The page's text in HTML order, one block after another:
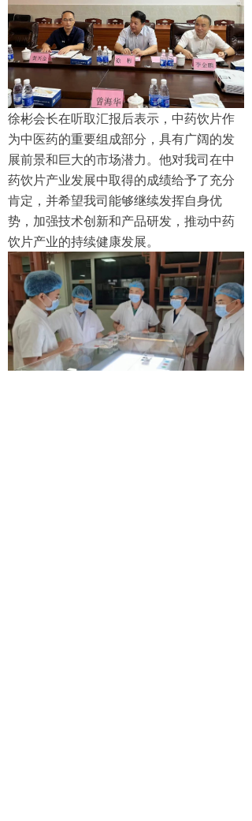
徐彬会长在听取汇报后表示，中药饮片作
为中医药的重要组成部分，具有广阔的发
展前景和巨大的市场潜力。他对我司在中
药饮片产业发展中取得的成绩给予了充分
肯定，并希望我司能够继续发挥自身优
势，加强技术创新和产品研发，推动中药
饮片产业的持续健康发展。